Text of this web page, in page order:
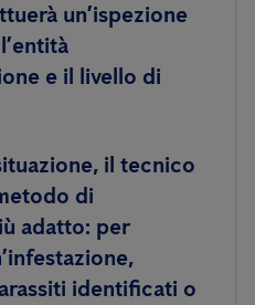
un’ispezione
e il livello di
il tecnico
di
adatto: per
identificati o